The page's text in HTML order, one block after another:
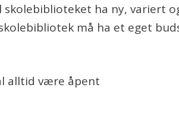
skolebiblioteket ha ny, variert
må ha et eget
alltid være åpent